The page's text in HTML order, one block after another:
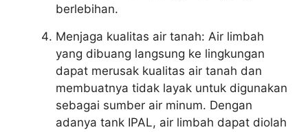
berlebihan.
Menjaga kualitas air tanah: Air limbah
yang dibuang langsung ke lingkungan
dapat merusak kualitas air tanah dan
membuatnya tidak layak untuk digunakan
sebagai sumber air minum. Dengan
adanya tank IPAL, air limbah dapat diolah